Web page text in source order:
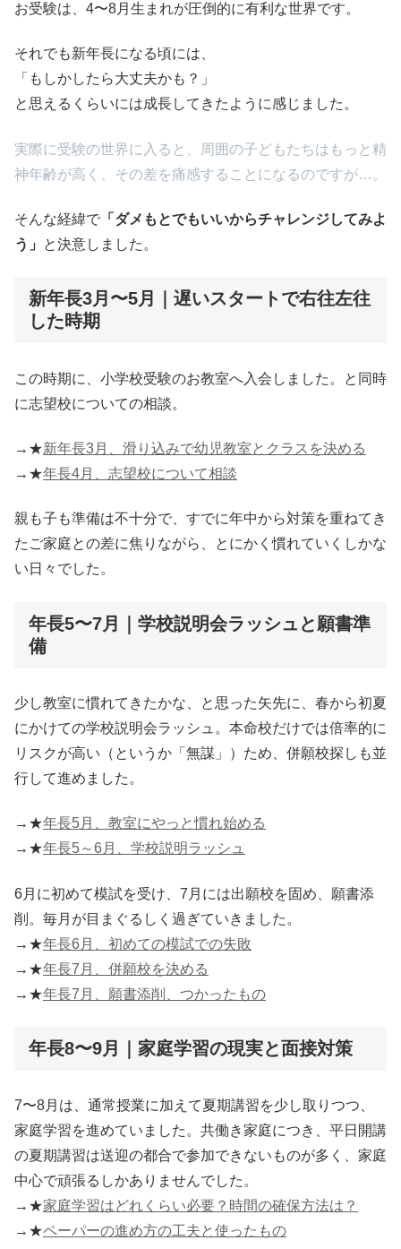
お受験は、4〜8月生まれが圧倒的に有利な世界です。
それでも新年長になる頃には、
「もしかしたら大丈夫かも？」
と思えるくらいには成長してきたように感じました。
実際に受験の世界に入ると、周囲の子どもたちはもっと精
神年齢が高く、その差を痛感することになるのですが…。
そんな経緯で 「ダメもとでもいいからチャレンジしてみよ
う」
と決意しました。
新年長3月〜5月｜遅いスタートで右往左往
した時期
この時期に、小学校受験のお教室へ入会しました。と同時
に志望校についての相談。
→★新年長3月、滑り込みで幼児教室とクラスを決める
→★年長4月、志望校について相談
親も子も準備は不十分で、すでに年中から対策を重ねてき
たご家庭との差に焦りながら、とにかく慣れていくしかな
い日々でした。
年長5〜7月｜学校説明会ラッシュと願書準
備
少し教室に慣れてきたかな、と思った矢先に、春から初夏
にかけての学校説明会ラッシュ。本命校だけでは倍率的に
リスクが高い（というか「無謀」）ため、併願校探しも並
行して進めました。
→★年長5月、教室にやっと慣れ始める
→★年長5～6月、学校説明ラッシュ
6月に初めて模試を受け、7月には出願校を固め、願書添
削。毎月が目まぐるしく過ぎていきました。
→★年長6月、初めての模試での失敗
→★年長7月、併願校を決める
→★年長7月、願書添削、つかったもの
年長8〜9月｜家庭学習の現実と面接対策
7〜8月は、通常授業に加えて夏期講習を少し取りつつ、
家庭学習を進めていました。共働き家庭につき、平日開講
の夏期講習は送迎の都合で参加できないものが多く、家庭
中心で頑張るしかありませんでした。
→★家庭学習はどれくらい必要？時間の確保方法は？
→★ペーパーの進め方の工夫と使ったもの